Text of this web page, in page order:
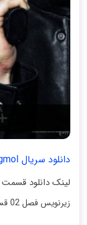
دانلود سریال Sarinjaui Syopingmol با زیرنویس فارسی
لینک دانلود قسمت 08 فصل 02 اضافه شد
زیرنویس فصل 02 قسمت 06 اضافه شد